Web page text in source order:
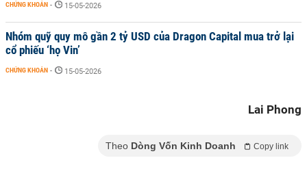
CHỨNG KHOÁN - 15-05-2026
Nhóm quỹ quy mô gần 2 tỷ USD của Dragon Capital mua trở lại
cổ phiếu ‘họ Vin’
CHỨNG KHOÁN - 15-05-2026
Lai Phong
Theo Dòng Vốn Kinh Doanh Copy link